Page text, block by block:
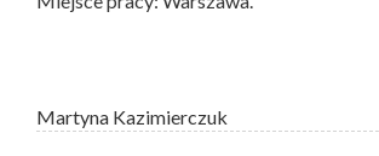
Martyna Kazimierczuk